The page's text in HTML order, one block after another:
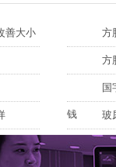
善大小 方
方
国
钱 玻